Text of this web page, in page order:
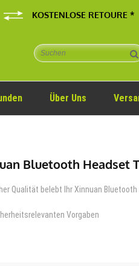
KOSTENLOSE RETOURE *
Über Uns
Bluetooth Headset
Qualität belebt Ihr Xinnuan Bluetooth
Vorgaben